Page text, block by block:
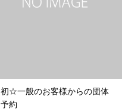
初☆一般のお客様からの団体
予約